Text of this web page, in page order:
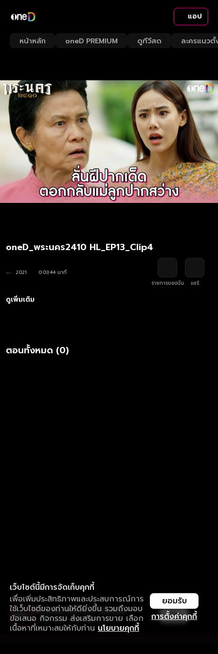
แอป
หน้าหลัก oneD PREMIUM ดูทีวีสด ละครแนวตั้
oneD_พระนคร2410 HL_EP13_Clip4
2021
0:03:44 นาที
รายการของฉัน
แชร์
ดูเพิ่มเติม
ตอนทั้งหมด (0)
เว็บไซต์นี้มีการจัดเก็บคุกกี้
เพื่อเพิ่มประสิทธิภาพและประสบการณ์การ
ใช้เว็บไซต์ของท่านให้ดียิ่งขึ้น รวมถึงมอบ
ข้อเสนอ กิจกรรม ส่งเสริมการขาย เลือก
เนื้อหาที่เหมาะสมให้กับท่าน นโยบายคุกกี้
การตั้งค่าคุกกี้
ยอมรับ
ใช้งานแอป ลื่นไหลกว่า ไม่มีสะดุด
ดาวน์โหลดแอปเพื่อการรับชมที่ดีกว่า เปิด